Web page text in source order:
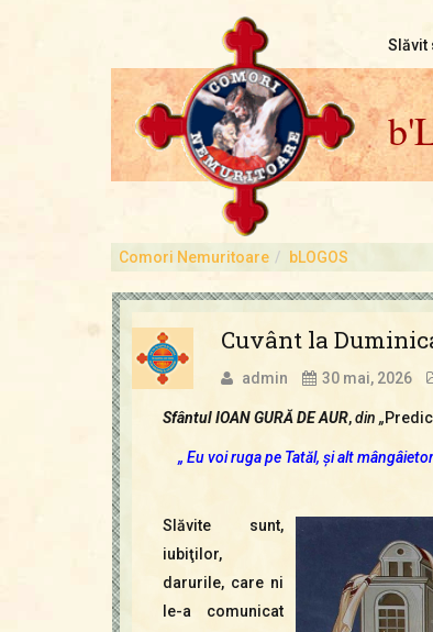
Slăvit
Comori Nemuritoare bLOGOS
Cuvânt la
admin 30 mai, 2026
Sfântul IOAN GURĂ DE AUR,din „
„ Eu voi ruga pe Tatăl, şi alt
Slăvite sunt,
iubiţilor,
darurile, care ni
le-a comunicat